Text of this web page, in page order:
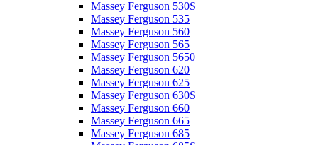
Massey Ferguson 530S
Massey Ferguson 535
Massey Ferguson 560
Massey Ferguson 565
Massey Ferguson 5650
Massey Ferguson 620
Massey Ferguson 625
Massey Ferguson 630S
Massey Ferguson 660
Massey Ferguson 665
Massey Ferguson 685